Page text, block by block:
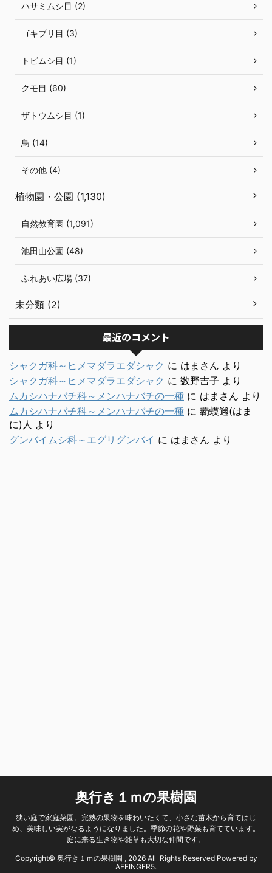
ハサミムシ目 (2)
ゴキブリ目 (3)
トビムシ目 (1)
クモ目 (60)
ザトウムシ目 (1)
鳥 (14)
その他 (4)
植物園・公園 (1,130)
自然教育園 (1,091)
池田山公園 (48)
ふれあい広場 (37)
未分類 (2)
最近のコメント
シャクガ科～ヒメマダラエダシャク に はまさん より
シャクガ科～ヒメマダラエダシャク に 数野吉子 より
ムカシハナバチ科～メンハナバチの一種 に はまさん より
ムカシハナバチ科～メンハナバチの一種 に 覇蟆邇(はま
に)人 より
グンバイムシ科～エグリグンバイ に はまさん より
奥行き１ｍの果樹園
狭い庭で家庭菜園。完熟の果物を味わいたくて、小さな苗木から育てはじ
め、美味しい実がなるようになりました。季節の花や野菜も育てています。
庭に来る生き物や雑草も大切な仲間です。
Copyright© 奥行き１ｍの果樹園 , 2026 All Rights Reserved Powered by
AFFINGER5.